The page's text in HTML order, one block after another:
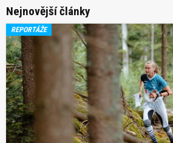
Nejnovější články
REPORTÁŽE